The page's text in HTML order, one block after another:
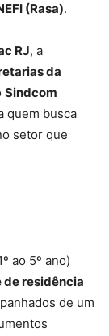
(Rasa).
RJ, a
da
Sindcom
quem busca
setor que
ao 5º ano)
de residência
de um